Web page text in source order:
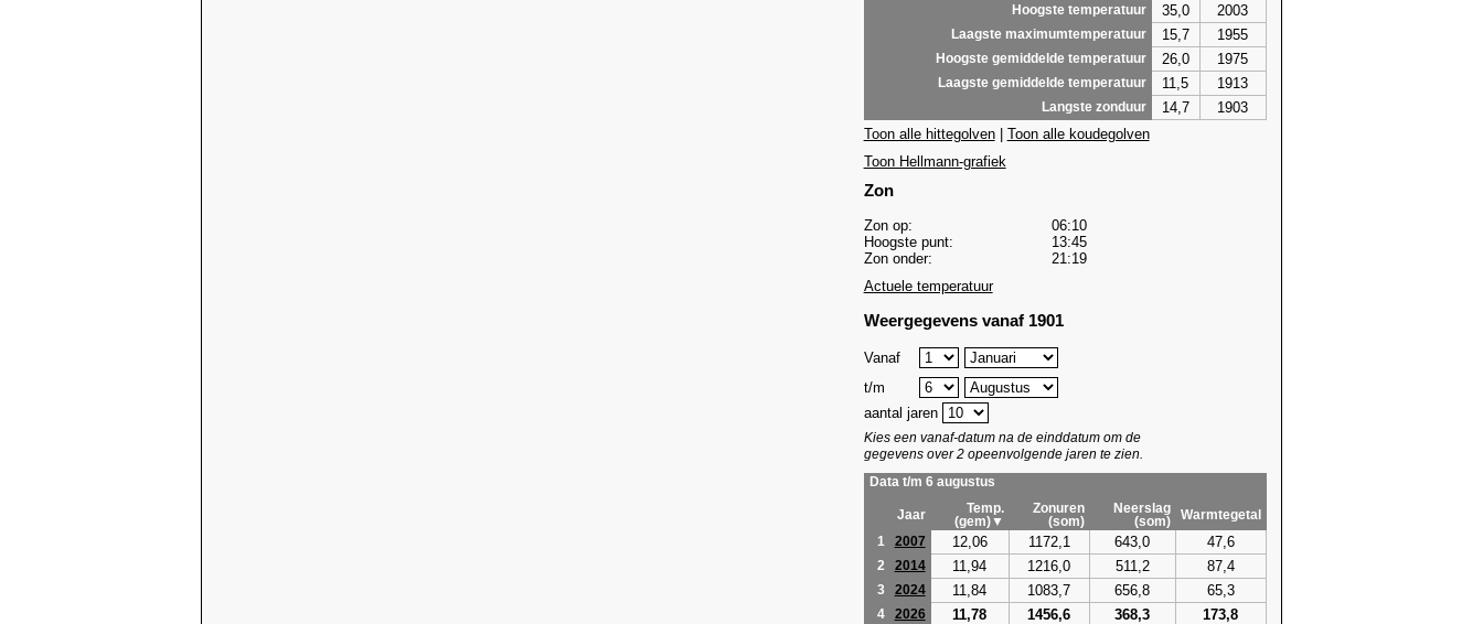
Hoogste temperatuur
35,0 2003
Laagste maximumtemperatuur 15,7 1955
Hoogste gemiddelde temperatuur 26,0 1975
Laagste gemiddelde temperatuur 11,5 1913
Langste zonduur 14,7
1903
Toon alle hittegolven| Toon alle koudegolven
Toon Hellmann-grafiek
Zon
Zon op:
06:10
Hoogste punt:
13:45
Zon onder:
21:19
Actuele temperatuur
Weergegevens vanaf 1901
Vanaf
t/m
aantal jaren
Kies een vanaf-datum na de einddatum om de
gegevens over 2 opeenvolgende jaren te zien.
Data t/m 6 augustus
Jaar
Temp.
(gem)▼
Zonuren
(som)
Neerslag
(som)
Warmtegetal
1
2007 12,06 1172,1 643,0 47,6
2 2014 11,94 1216,0 511,2 87,4
3 2024 11,84 1083,7 656,8 65,3
4 2026 11,78 1456,6 368,3 173,8